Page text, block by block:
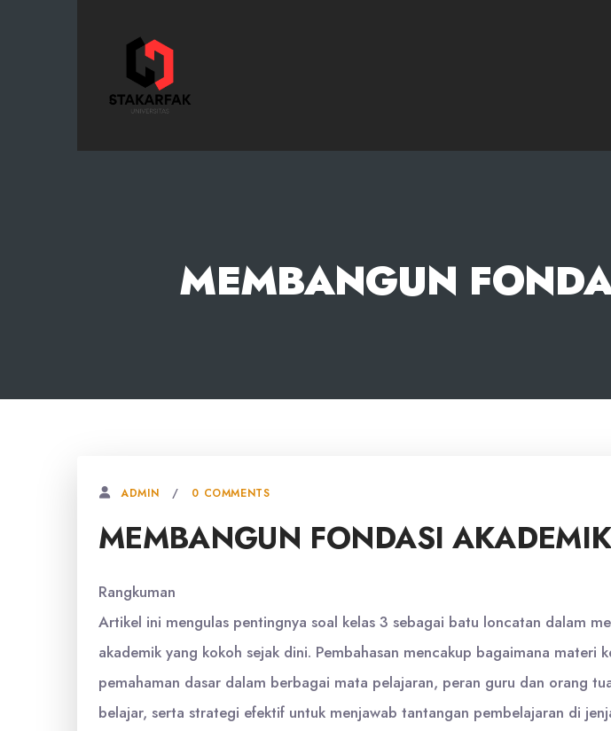
MEMBANGUN
ADMIN 0 COMMENTS
MEMBANGUN FONDASI
Rangkuman
Artikel ini mengulas pentingnya soal kelas 3 sebagai batu loncatan dalam
akademik yang kokoh sejak dini. Pembahasan mencakup bagaimana materi
pemahaman dasar dalam berbagai mata pelajaran, peran guru dan orang
belajar, serta strategi efektif untuk menjawab tantangan pembelajaran di